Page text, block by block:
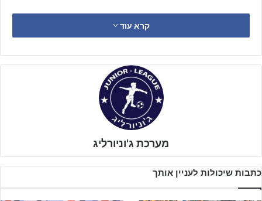
נערים א' על >>https://bit.ly/4ftakf1
https://bit.ly/4fnxZgL
אתר ג'וניורליג מאחל לכולם הצלחה בעונת 24-25
לפרסום באתר ג'וניורליג – לחצו על הבאנר!!!
קרא עוד
מערכת ג'וניורליג
כתבות שיכולות לעניין אותך